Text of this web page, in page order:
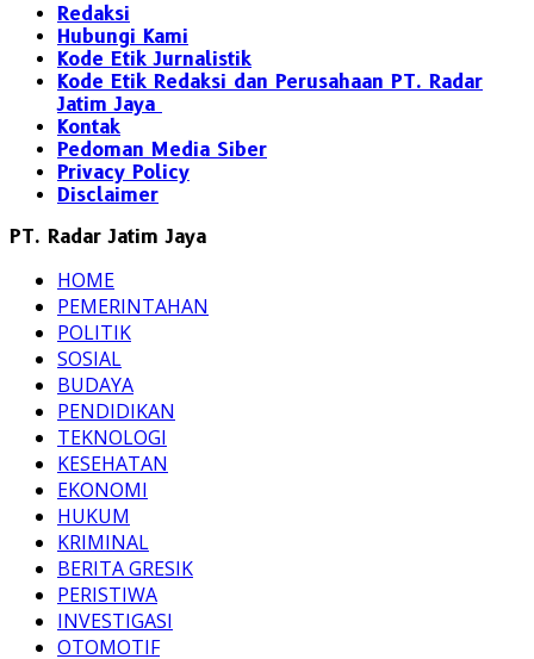
Redaksi
Hubungi Kami
Kode Etik Jurnalistik
Kode Etik Redaksi dan Perusahaan PT. Radar
Jatim Jaya
Kontak
Pedoman Media Siber
Privacy Policy
Disclaimer
PT. Radar Jatim Jaya
HOME
PEMERINTAHAN
POLITIK
SOSIAL
BUDAYA
PENDIDIKAN
TEKNOLOGI
KESEHATAN
EKONOMI
HUKUM
KRIMINAL
BERITA GRESIK
PERISTIWA
INVESTIGASI
OTOMOTIF